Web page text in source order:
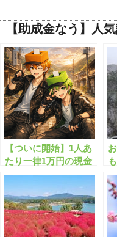
【助成金なう】人
【ついに開始】1人あ
たり一律1万円の現金
給付へ【物価高騰対策
給付金】